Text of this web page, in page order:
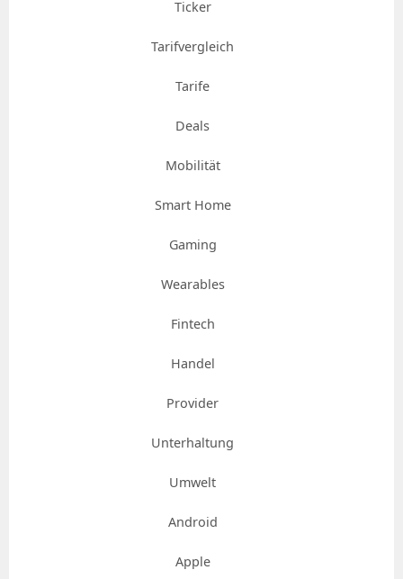
Ticker
Tarifvergleich
Tarife
Deals
Mobilität
Smart Home
Gaming
Wearables
Fintech
Handel
Provider
Unterhaltung
Umwelt
Android
Apple